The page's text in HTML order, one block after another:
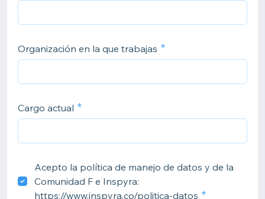
Organización en la que trabajas
Cargo actual
Acepto la política de manejo de datos y de la
Comunidad F e Inspyra:
https://www.inspyra.co/politica-datos